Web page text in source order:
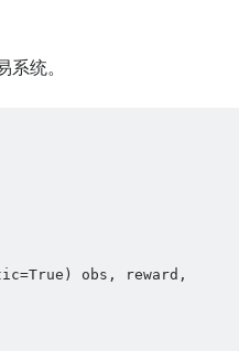
系统。
obs, reward,